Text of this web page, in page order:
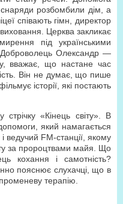
снаряди розбомбили дім, а
співають гімн, директор
Церква закликає
під українськими
Доброволець Олександр —
вважає, що настане час
Він не думає, що пише
історії, які постають
стрічку «Кінець світу». В
який намагається
ведучий FM-станції, якому
за пророцтвами майя. Що
кохання і самотність?
пояснює слухачці, що в
терапію.